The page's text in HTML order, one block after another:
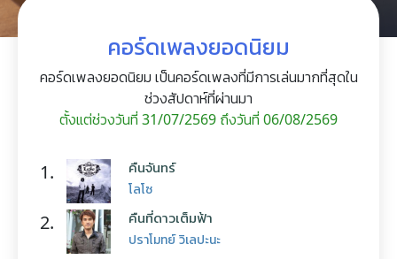
คอร์ดเพลงยอดนิยม
คอร์ดเพลงยอดนิยม เป็นคอร์ดเพลงที่มีการเล่นมากที่สุดใน
ช่วงสัปดาห์ที่ผ่านมา
ตั้งแต่ช่วงวันที่ 31/07/2569 ถึงวันที่ 06/08/2569
1. คืนจันทร์
โลโซ
2. คืนที่ดาวเต็มฟ้า
ปราโมทย์ วิเลปะนะ